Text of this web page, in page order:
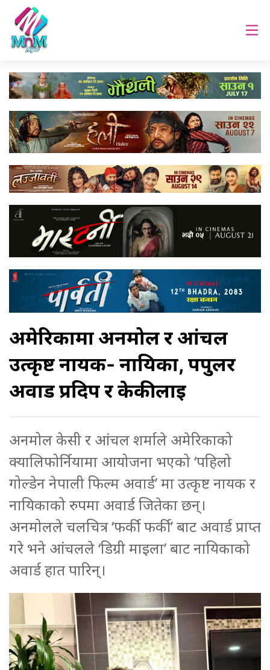
अमेरिकामा अनमोल र आंचल
उत्कृष्ट नायक- नायिका, पपुलर
अवार्ड प्रदिप र केकीलाई
अनमोल केसी र आंचल शर्माले अमेरिकाको
क्यालिफोर्नियामा आयोजना भएको ‘पहिलो
गोल्डेन नेपाली फिल्म अवार्ड’ मा उत्कृष्ट नायक र
नायिकाको रुपमा अवार्ड जितेका छन्।
अनमोलले चलचित्र ‘फर्की फर्की’ बाट अवार्ड प्राप्त
गरे भने आंचलले ‘डिग्री माइला’ बाट नायिकाको
अवार्ड हात पारिन्।